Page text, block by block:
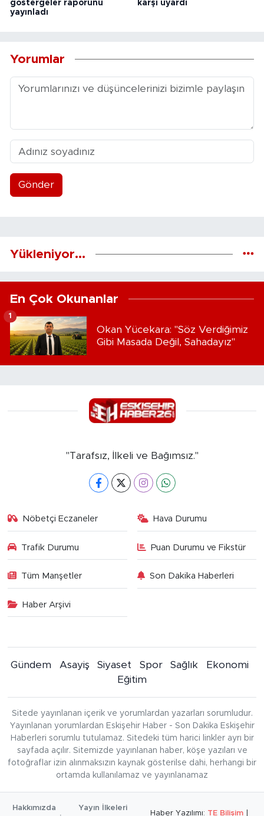
göstergeler raporunu
yayınladı
karşı uyardı
Yorumlar
Gönder
Yükleniyor...
En Çok Okunanlar
Okan Yücekara: "Söz Verdiğimiz
Gibi Masada Değil, Sahadayız"
1
"Tarafsız, İlkeli ve Bağımsız."
Nöbetçi Eczaneler Hava Durumu
Trafik Durumu Puan Durumu ve Fikstür
Tüm Manşetler Son Dakika Haberleri
Haber Arşivi
Gündem Asayiş Siyaset Spor Sağlık
Ekonomi
Eğitim
Sitede yayınlanan içerik ve yorumlardan yazarları sorumludur.
Yayınlanan yorumlardan Eskişehir Haber - Son Dakika Eskişehir
Haberleri sorumlu tutulamaz. Sitedeki tüm harici linkler ayrı bir
sayfada açılır. Sitemizde yayınlanan haber, köşe yazıları ve
fotoğraflar izin alınmaksızın kaynak gösterilse dahi, herhangi bir
ortamda kullanılamaz ve yayınlanamaz
Hakkımızda
Yayın İlkeleri
Haber Yazılımı: TE Bilişim